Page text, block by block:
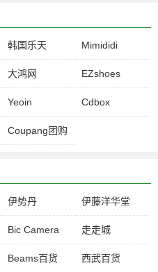
韩国乐天 Mimididi
大鸿网 EZshoes
Yeoin Cdbox
Coupang团购
伊势丹 伊藤洋华堂
Bic Camera 走走城
Beams百货 西武百货